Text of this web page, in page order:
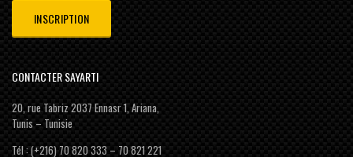
CONTACTER SAYARTI
20, rue Tabriz 2037 Ennasr 1, Ariana,
Tunis – Tunisie
Tél : (+216) 70 820 333 – 70 821 221